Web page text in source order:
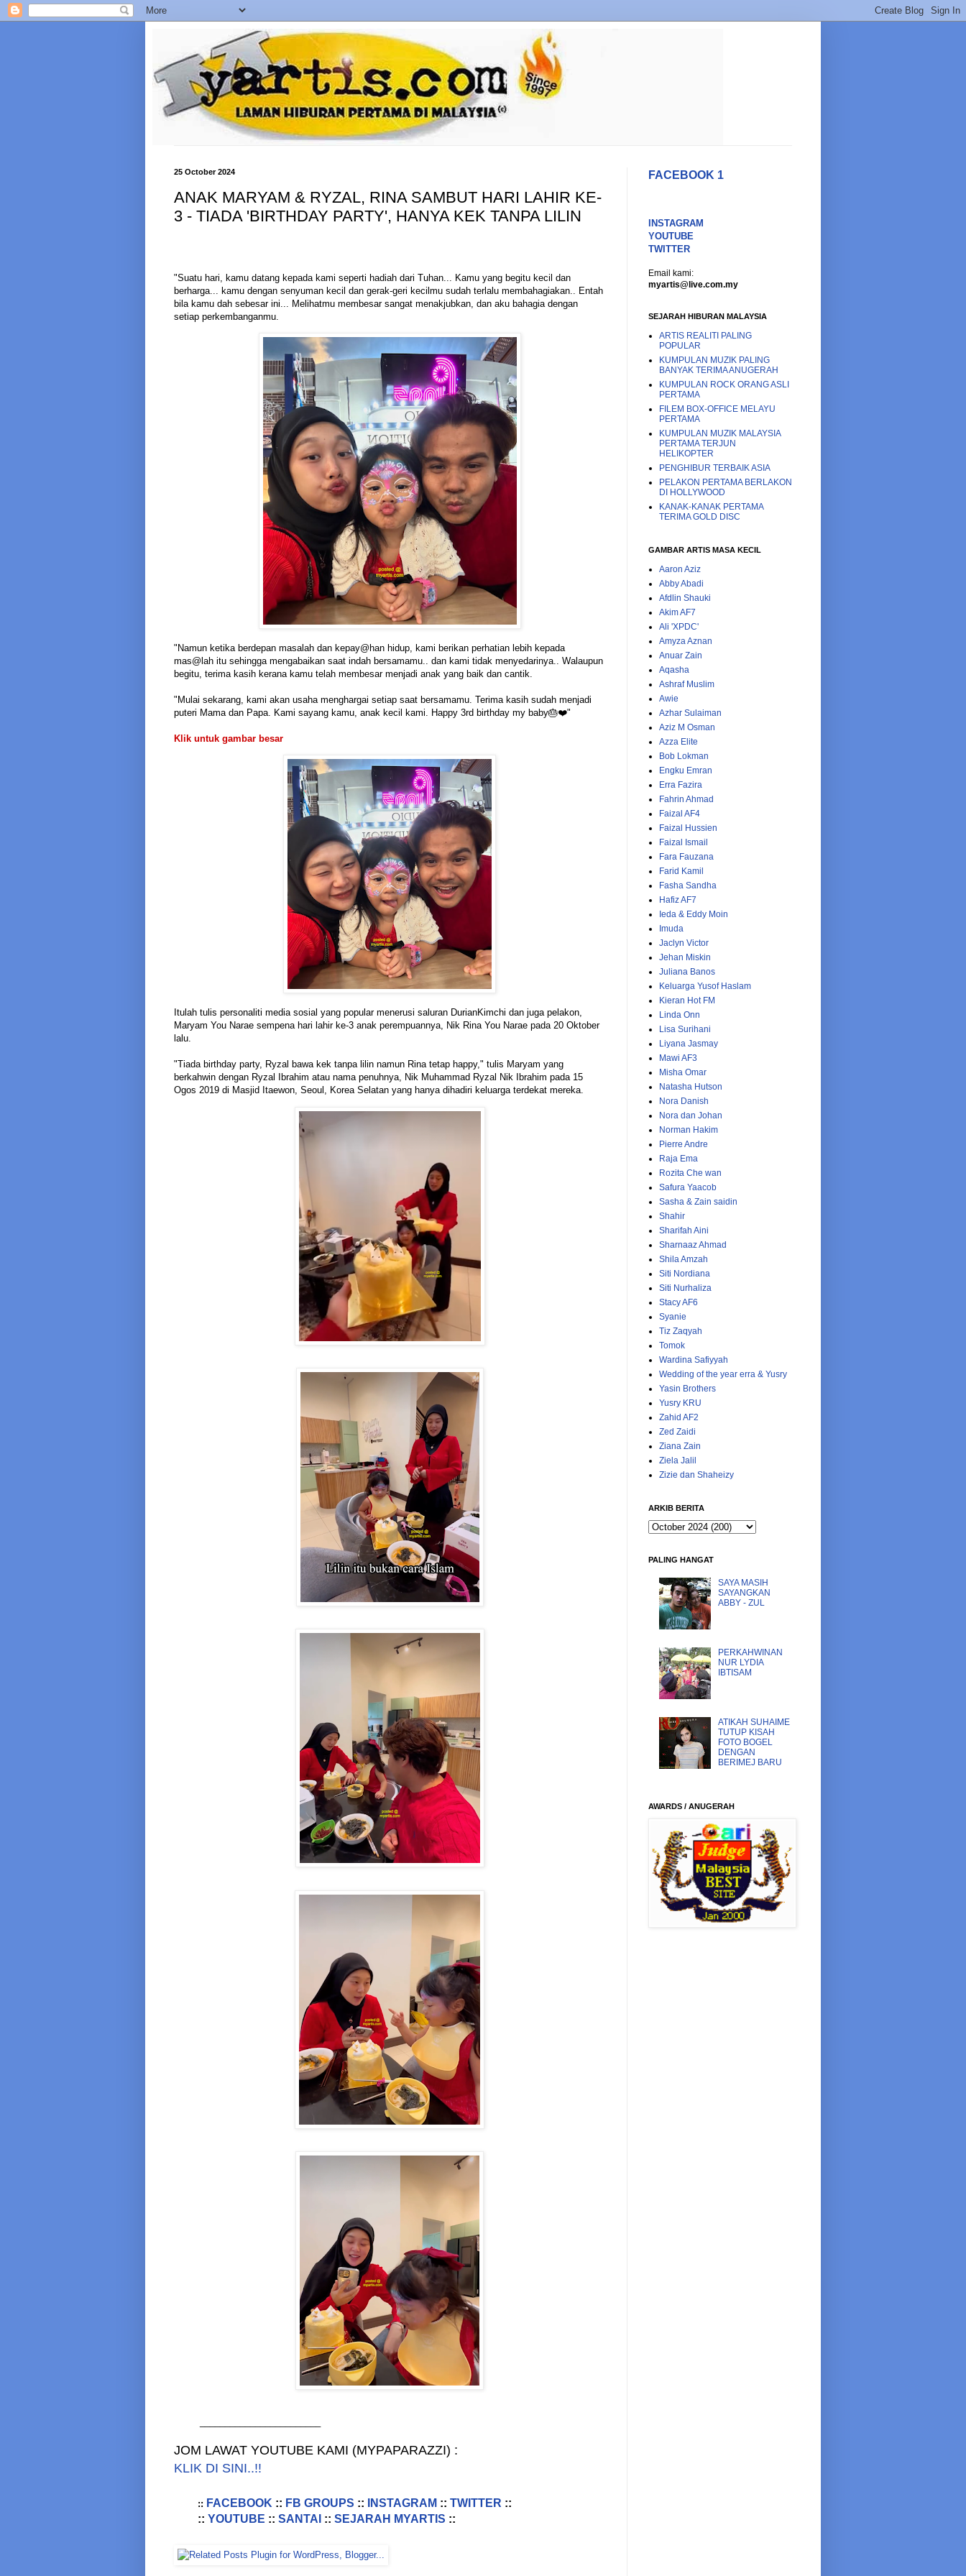
25 October 2024
ANAK MARYAM & RYZAL, RINA SAMBUT HARI LAHIR KE-
3 - TIADA 'BIRTHDAY PARTY', HANYA KEK TANPA LILIN
"Suatu hari, kamu datang kepada kami seperti hadiah dari Tuhan... Kamu yang begitu kecil dan
berharga... kamu dengan senyuman kecil dan gerak-geri kecilmu sudah terlalu membahagiakan.. Entah
bila kamu dah sebesar ini... Melihatmu membesar sangat menakjubkan, dan aku bahagia dengan
setiap perkembanganmu.
"Namun ketika berdepan masalah dan kepay@han hidup, kami berikan perhatian lebih kepada
mas@lah itu sehingga mengabaikan saat indah bersamamu.. dan kami tidak menyedarinya.. Walaupun
begitu, terima kasih kerana kamu telah membesar menjadi anak yang baik dan cantik.
"Mulai sekarang, kami akan usaha menghargai setiap saat bersamamu. Terima kasih sudah menjadi
puteri Mama dan Papa. Kami sayang kamu, anak kecil kami. Happy 3rd birthday my baby🎂❤️"
Klik untuk gambar besar
Itulah tulis personaliti media sosial yang popular menerusi saluran DurianKimchi dan juga pelakon,
Maryam You Narae sempena hari lahir ke-3 anak perempuannya, Nik Rina You Narae pada 20 Oktober
lalu.
"Tiada birthday party, Ryzal bawa kek tanpa lilin namun Rina tetap happy," tulis Maryam yang
berkahwin dengan Ryzal Ibrahim atau nama penuhnya, Nik Muhammad Ryzal Nik Ibrahim pada 15
Ogos 2019 di Masjid Itaewon, Seoul, Korea Selatan yang hanya dihadiri keluarga terdekat mereka.
JOM LAWAT YOUTUBE KAMI (MYPAPARAZZI) :
KLIK DI SINI..!!
:: FACEBOOK :: FB GROUPS :: INSTAGRAM :: TWITTER ::
:: YOUTUBE :: SANTAI :: SEJARAH MYARTIS ::
FACEBOOK 1
INSTAGRAM
YOUTUBE
TWITTER
Email kami:
myartis@live.com.my
SEJARAH HIBURAN MALAYSIA
ARTIS REALITI PALING
POPULAR
KUMPULAN MUZIK PALING
BANYAK TERIMA ANUGERAH
KUMPULAN ROCK ORANG ASLI
PERTAMA
FILEM BOX-OFFICE MELAYU
PERTAMA
KUMPULAN MUZIK MALAYSIA
PERTAMA TERJUN
HELIKOPTER
PENGHIBUR TERBAIK ASIA
PELAKON PERTAMA BERLAKON
DI HOLLYWOOD
KANAK-KANAK PERTAMA
TERIMA GOLD DISC
GAMBAR ARTIS MASA KECIL
Aaron Aziz
Abby Abadi
Afdlin Shauki
Akim AF7
Ali 'XPDC'
Amyza Aznan
Anuar Zain
Aqasha
Ashraf Muslim
Awie
Azhar Sulaiman
Aziz M Osman
Azza Elite
Bob Lokman
Engku Emran
Erra Fazira
Fahrin Ahmad
Faizal AF4
Faizal Hussien
Faizal Ismail
Fara Fauzana
Farid Kamil
Fasha Sandha
Hafiz AF7
Ieda & Eddy Moin
Imuda
Jaclyn Victor
Jehan Miskin
Juliana Banos
Keluarga Yusof Haslam
Kieran Hot FM
Linda Onn
Lisa Surihani
Liyana Jasmay
Mawi AF3
Misha Omar
Natasha Hutson
Nora Danish
Nora dan Johan
Norman Hakim
Pierre Andre
Raja Ema
Rozita Che wan
Safura Yaacob
Sasha & Zain saidin
Shahir
Sharifah Aini
Sharnaaz Ahmad
Shila Amzah
Siti Nordiana
Siti Nurhaliza
Stacy AF6
Syanie
Tiz Zaqyah
Tomok
Wardina Safiyyah
Wedding of the year erra & Yusry
Yasin Brothers
Yusry KRU
Zahid AF2
Zed Zaidi
Ziana Zain
Ziela Jalil
Zizie dan Shaheizy
ARKIB BERITA
PALING HANGAT
SAYA MASIH
SAYANGKAN
ABBY - ZUL
PERKAHWINAN
NUR LYDIA
IBTISAM
ATIKAH SUHAIME
TUTUP KISAH
FOTO BOGEL
DENGAN
BERIMEJ BARU
AWARDS / ANUGERAH